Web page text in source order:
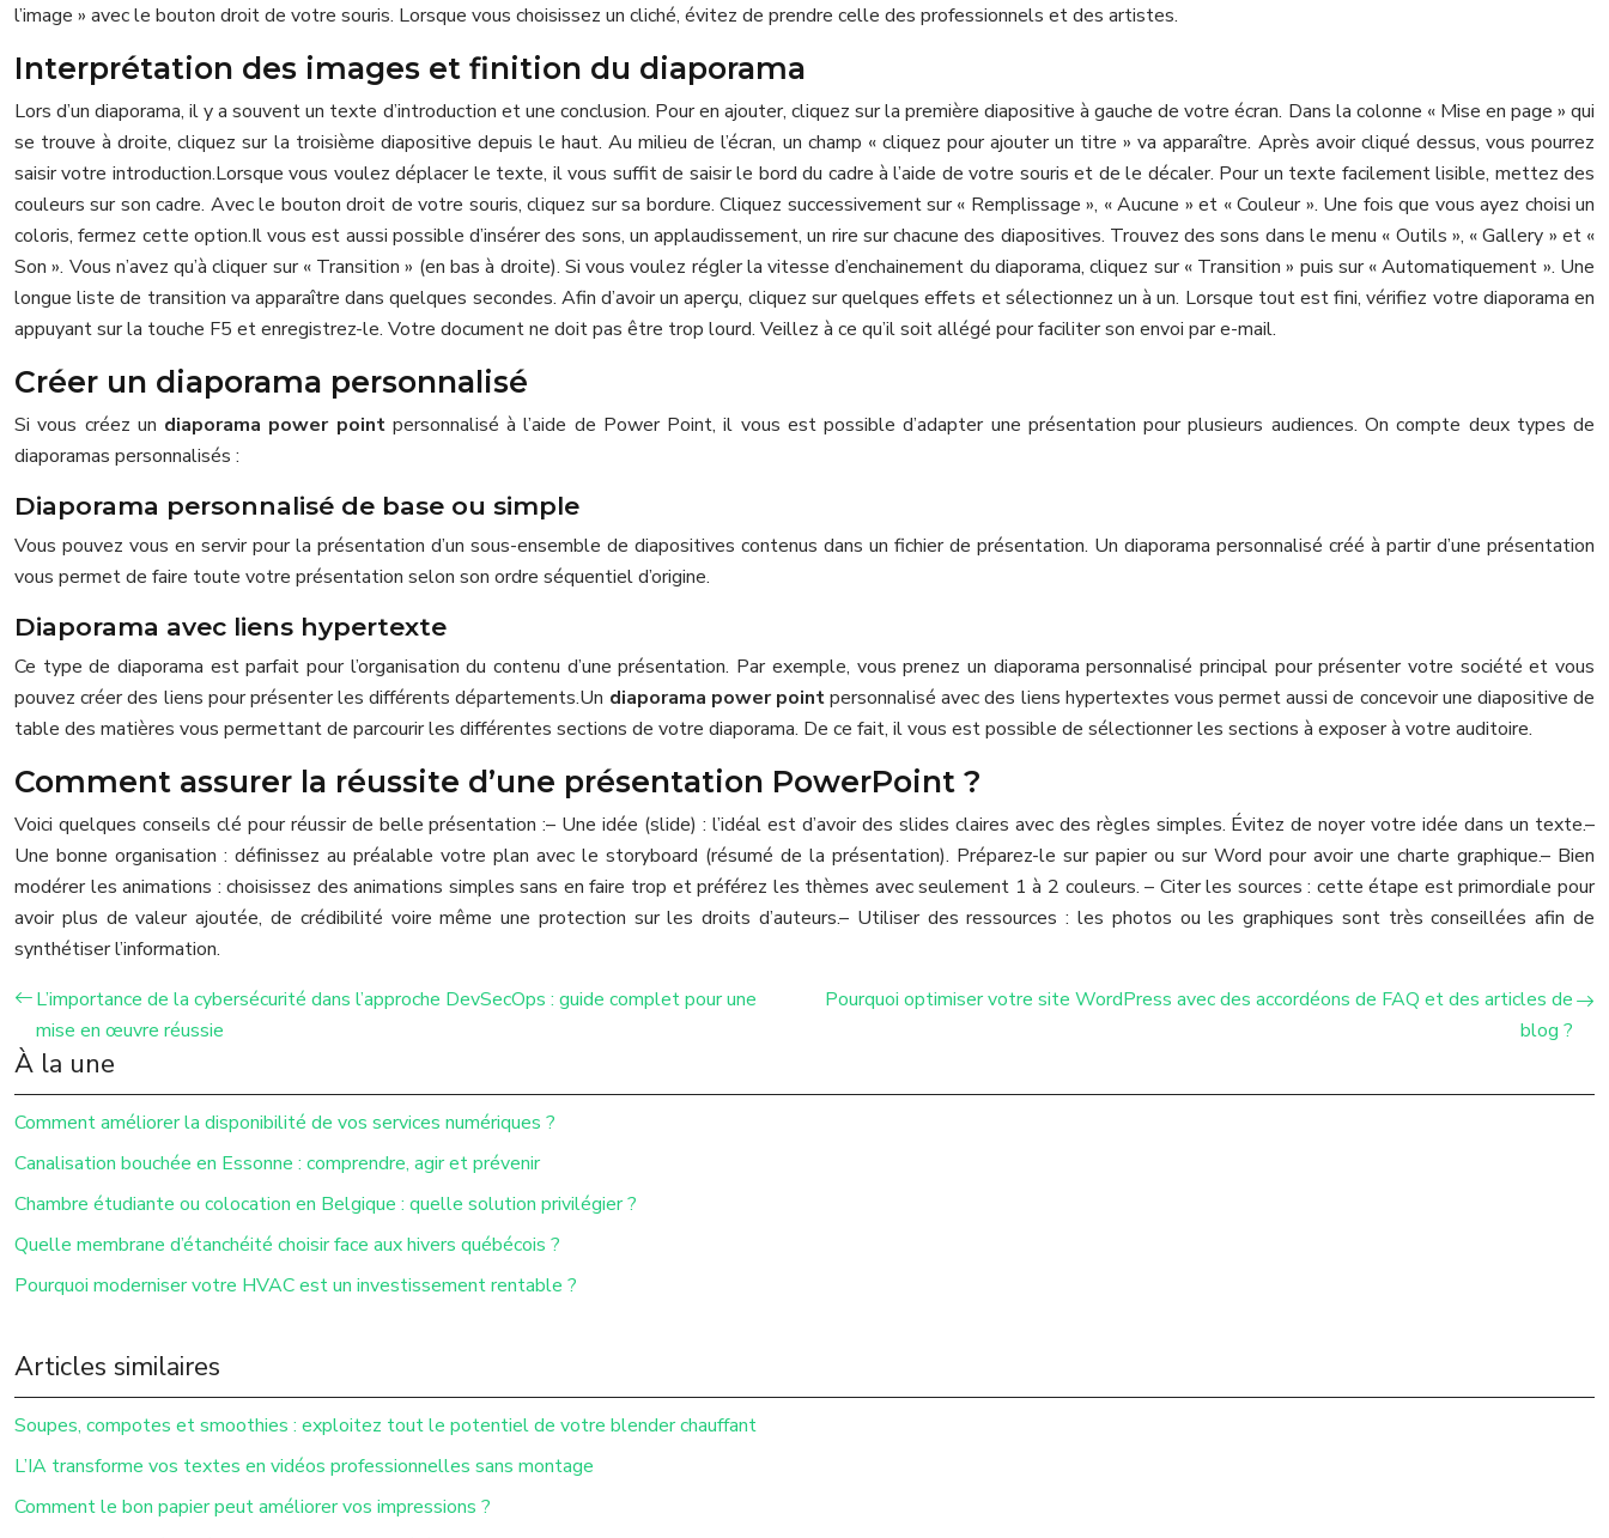
l’image » avec le bouton droit de votre souris. Lorsque vous choisissez un cliché, évitez de prendre celle des professionnels et des artistes.
Interprétation des images et finition du diaporama
Lors d’un diaporama, il y a souvent un texte d’introduction et une conclusion. Pour en ajouter, cliquez sur la première diapositive à gauche de votre écran. Dans la colonne « Mise en page » qui
se trouve à droite, cliquez sur la troisième diapositive depuis le haut. Au milieu de l’écran, un champ « cliquez pour ajouter un titre » va apparaître. Après avoir cliqué dessus, vous pourrez
saisir votre introduction.Lorsque vous voulez déplacer le texte, il vous suffit de saisir le bord du cadre à l’aide de votre souris et de le décaler. Pour un texte facilement lisible, mettez des
couleurs sur son cadre. Avec le bouton droit de votre souris, cliquez sur sa bordure. Cliquez successivement sur « Remplissage », « Aucune » et « Couleur ». Une fois que vous ayez choisi un
coloris, fermez cette option.Il vous est aussi possible d’insérer des sons, un applaudissement, un rire sur chacune des diapositives. Trouvez des sons dans le menu « Outils », « Gallery » et «
Son ». Vous n’avez qu’à cliquer sur « Transition » (en bas à droite). Si vous voulez régler la vitesse d’enchainement du diaporama, cliquez sur « Transition » puis sur « Automatiquement ». Une
longue liste de transition va apparaître dans quelques secondes. Afin d’avoir un aperçu, cliquez sur quelques effets et sélectionnez un à un. Lorsque tout est fini, vérifiez votre diaporama en
appuyant sur la touche F5 et enregistrez-le. Votre document ne doit pas être trop lourd. Veillez à ce qu’il soit allégé pour faciliter son envoi par e-mail.
Créer un diaporama personnalisé
Si vous créez un diaporama power pointpersonnalisé à l’aide de Power Point, il vous est possible d’adapter une présentation pour plusieurs audiences. On compte deux types de
diaporamas personnalisés :
Diaporama personnalisé de base ou simple
Vous pouvez vous en servir pour la présentation d’un sous-ensemble de diapositives contenus dans un fichier de présentation. Un diaporama personnalisé créé à partir d’une présentation
vous permet de faire toute votre présentation selon son ordre séquentiel d’origine.
Diaporama avec liens hypertexte
Ce type de diaporama est parfait pour l’organisation du contenu d’une présentation. Par exemple, vous prenez un diaporama personnalisé principal pour présenter votre société et vous
pouvez créer des liens pour présenter les différents départements.Un diaporama power pointpersonnalisé avec des liens hypertextes vous permet aussi de concevoir une diapositive de
table des matières vous permettant de parcourir les différentes sections de votre diaporama. De ce fait, il vous est possible de sélectionner les sections à exposer à votre auditoire.
Comment assurer la réussite d’une présentation PowerPoint ?
Voici quelques conseils clé pour réussir de belle présentation :– Une idée (slide) : l’idéal est d’avoir des slides claires avec des règles simples. Évitez de noyer votre idée dans un texte.–
Une bonne organisation : définissez au préalable votre plan avec le storyboard (résumé de la présentation). Préparez-le sur papier ou sur Word pour avoir une charte graphique.– Bien
modérer les animations : choisissez des animations simples sans en faire trop et préférez les thèmes avec seulement 1 à 2 couleurs.– Citer les sources : cette étape est primordiale pour
avoir plus de valeur ajoutée, de crédibilité voire même une protection sur les droits d’auteurs.– Utiliser des ressources : les photos ou les graphiques sont très conseillées afin de
synthétiser l’information.
L’importance de la cybersécurité dans l’approche DevSecOps : guide complet pour une
mise en œuvre réussie
Pourquoi optimiser votre site WordPress avec des accordéons de FAQ et des articles de
blog ?
À la une
Comment améliorer la disponibilité de vos services numériques ?
Canalisation bouchée en Essonne : comprendre, agir et prévenir
Chambre étudiante ou colocation en Belgique : quelle solution privilégier ?
Quelle membrane d’étanchéité choisir face aux hivers québécois ?
Pourquoi moderniser votre HVAC est un investissement rentable ?
Articles similaires
Soupes, compotes et smoothies : exploitez tout le potentiel de votre blender chauffant
L’IA transforme vos textes en vidéos professionnelles sans montage
Comment le bon papier peut améliorer vos impressions ?